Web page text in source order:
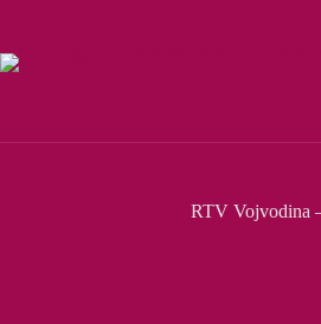
RTV Vojvodina